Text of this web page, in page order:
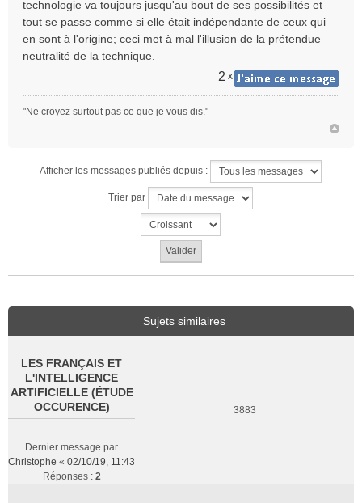
technologie va toujours jusqu'au bout de ses possibilités et
tout se passe comme si elle était indépendante de ceux qui
en sont à l'origine; ceci met à mal l'illusion de la prétendue
neutralité de la technique.
2 x
"Ne croyez surtout pas ce que je vous dis."
Afficher les messages publiés depuis :
Trier par
Sujets similaires
LES FRANÇAIS ET
L'INTELLIGENCE
ARTIFICIELLE (ÉTUDE
OCCURENCE)
Dernier message par
Christophe « 02/10/19, 11:43
Réponses : 2
3883